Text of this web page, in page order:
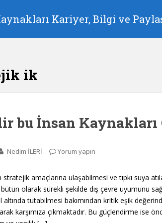
Kariyer, Bilgi ve
ik
bu İnsan
Nedim İLERİ Yorum yapın
amaçlarına ulaşabilmesi ve tıpkı suya
bütün olarak sürekli şekilde dış çevre uyumunu
tutabilmesi bakımından kritik eşik
karşımıza çıkmaktadır. Bu güçlendirme ise